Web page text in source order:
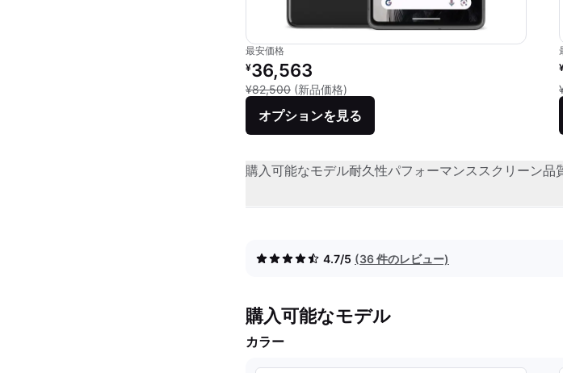
最安価格
リファービッシュ品の価格：
¥36,563
¥82,500 (新品価格)
オプションを見る
購入可能なモデル耐久性パフォーマンススクリーン品
4.7/5 (36 件のレビュー)
購入可能なモデル
カラー